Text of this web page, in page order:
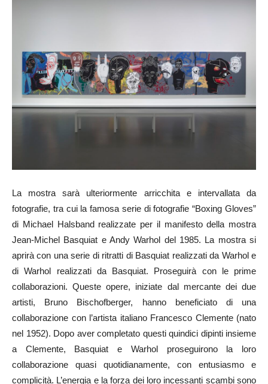
La mostra sarà ulteriormente arricchita e intervallata da
fotografie, tra cui la famosa serie di fotografie “Boxing Gloves”
di Michael Halsband realizzate per il manifesto della mostra
Jean-Michel Basquiat e Andy Warhol del 1985. La mostra si
aprirà con una serie di ritratti di Basquiat realizzati da Warhol e
di Warhol realizzati da Basquiat. Proseguirà con le prime
collaborazioni. Queste opere, iniziate dal mercante dei due
artisti, Bruno Bischofberger, hanno beneficiato di una
collaborazione con l’artista italiano Francesco Clemente (nato
nel 1952). Dopo aver completato questi quindici dipinti insieme
a Clemente, Basquiat e Warhol proseguirono la loro
collaborazione quasi quotidianamente, con entusiasmo e
complicità. L’energia e la forza dei loro incessanti scambi sono